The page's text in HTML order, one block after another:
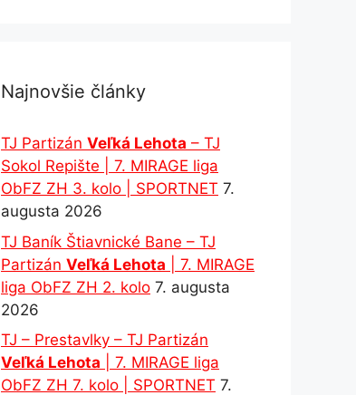
Najnovšie články
TJ Partizán Veľká Lehota – TJ
Sokol Repište | 7. MIRAGE liga
ObFZ ZH 3. kolo | SPORTNET 7.
augusta 2026
TJ Baník Štiavnické Bane – TJ
Partizán Veľká Lehota | 7. MIRAGE
liga ObFZ ZH 2. kolo 7. augusta
2026
TJ – Prestavlky – TJ Partizán
Veľká Lehota | 7. MIRAGE liga
ObFZ ZH 7. kolo | SPORTNET 7.